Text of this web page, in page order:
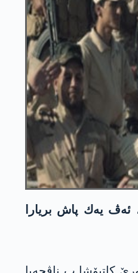
یه‌ك پاش بریارا
ئیرۆ رۆژا سێشه‌می 19/5/2020ێ، سێ مۆشه‌كێن ژ جورێ كاتیۆشا ب ناڤچه‌یا